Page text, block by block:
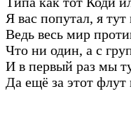
Я вас попутал, я
Ведь весь мир
Что ни один, а с
И в первый раз мы
Да ещё за этот